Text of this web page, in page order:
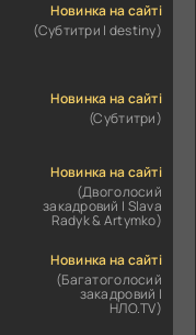
Новинка на сайті
(Субтитри | destiny)
Новинка на сайті
(Субтитри)
Новинка на сайті
(Двоголосий
закадровий | Slava
Radyk & Artymko)
Новинка на сайті
(Багатоголосий
закадровий |
НЛО.TV)